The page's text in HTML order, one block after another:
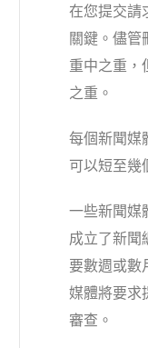
在您提交請
關鍵。儘管
重中之重，
之重。
每個新聞媒
可以短至幾
一些新聞媒
成立了新聞
要數週或數
媒體將要求
審查。